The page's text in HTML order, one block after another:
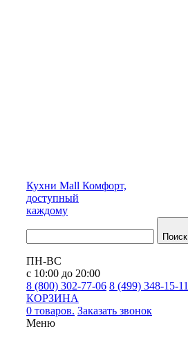
Кухни Mall Комфорт,
доступный
каждому
Поиск
ПН-ВС
с 10:00 до 20:00
8 (800) 302-77-06 8 (499) 348-15-11
КОРЗИНА
0 товаров. Заказать звонок
Меню